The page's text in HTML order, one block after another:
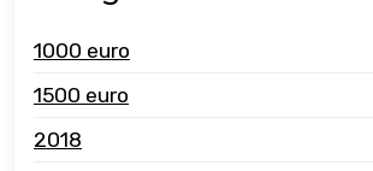
1000 euro
1500 euro
2018